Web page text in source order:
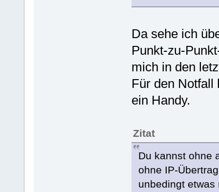
Da sehe ich
Punkt-zu-
mich in den
Für den Notfall
ein Handy.
Zitat
Du kannst ohne
ohne IP-
unbedingt